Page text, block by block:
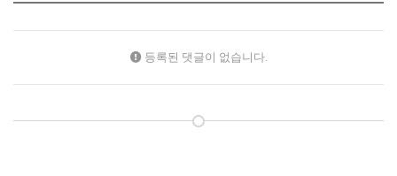
등록된 댓글이 없습니다.